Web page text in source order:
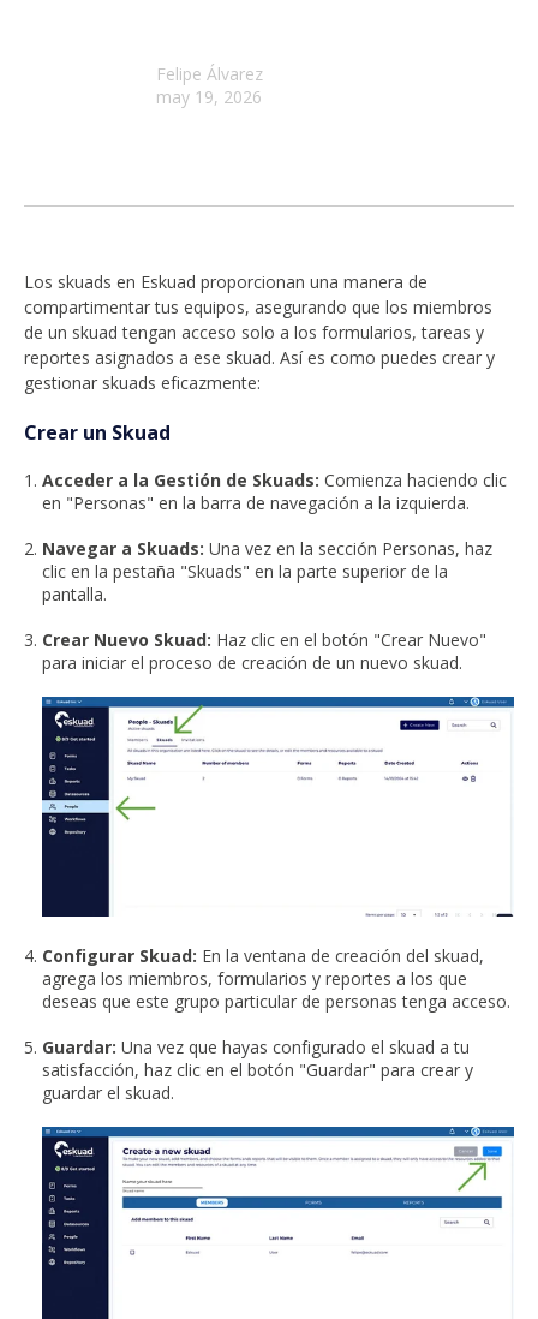
Felipe Álvarez
may 19, 2026
Los skuads en Eskuad proporcionan una manera de
compartimentar tus equipos, asegurando que los miembros
de un skuad tengan acceso solo a los formularios, tareas y
reportes asignados a ese skuad. Así es como puedes crear y
gestionar skuads eficazmente:
Crear un Skuad
Acceder a la Gestión de Skuads:Comienza haciendo clic
en "Personas" en la barra de navegación a la izquierda.
Navegar a Skuads:Una vez en la sección Personas, haz
clic en la pestaña "Skuads" en la parte superior de la
pantalla.
Crear Nuevo Skuad: Haz clic en el botón "Crear Nuevo"
para iniciar el proceso de creación de un nuevo skuad.
Configurar Skuad: En la ventana de creación del skuad,
agrega los miembros, formularios y reportes a los que
deseas que este grupo particular de personas tenga acceso.
Guardar: Una vez que hayas configurado el skuad a tu
satisfacción, haz clic en el botón "Guardar" para crear y
guardar el skuad.